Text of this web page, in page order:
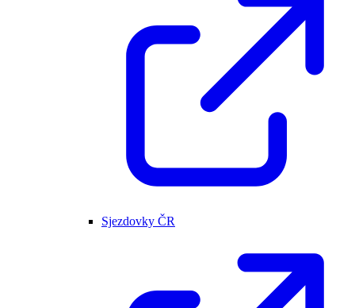
Sjezdovky ČR